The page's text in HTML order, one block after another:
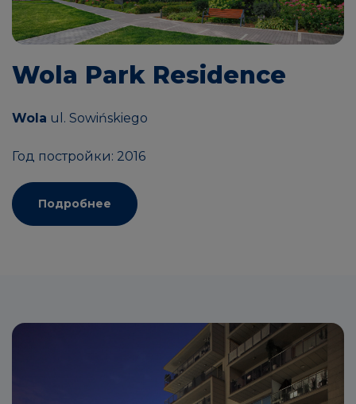
Wola Park Residence
Wola ul. Sowińskiego
Год постройки: 2016
Подробнее